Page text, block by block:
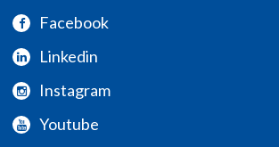
Facebook
Linkedin
Instagram
Youtube